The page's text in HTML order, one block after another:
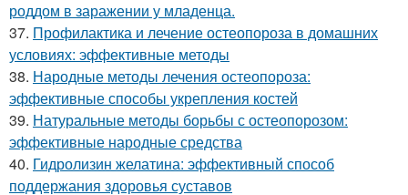
роддом в заражении у младенца.
37. Профилактика и лечение остеопороза в домашних
условиях: эффективные методы
38. Народные методы лечения остеопороза:
эффективные способы укрепления костей
39. Натуральные методы борьбы с остеопорозом:
эффективные народные средства
40. Гидролизин желатина: эффективный способ
поддержания здоровья суставов